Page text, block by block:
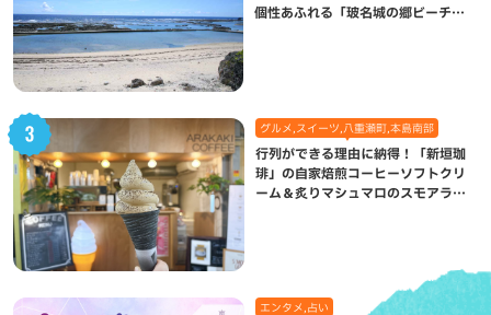
個性あふれる「玻名城の郷ビーチ」
グルメ,スイーツ,八重瀬町,本島南部
行列ができる理由に納得！「新垣珈
琲」の自家焙煎コーヒーソフトクリ
ーム＆炙りマシュマロのスモアラテ
エンタメ,占い